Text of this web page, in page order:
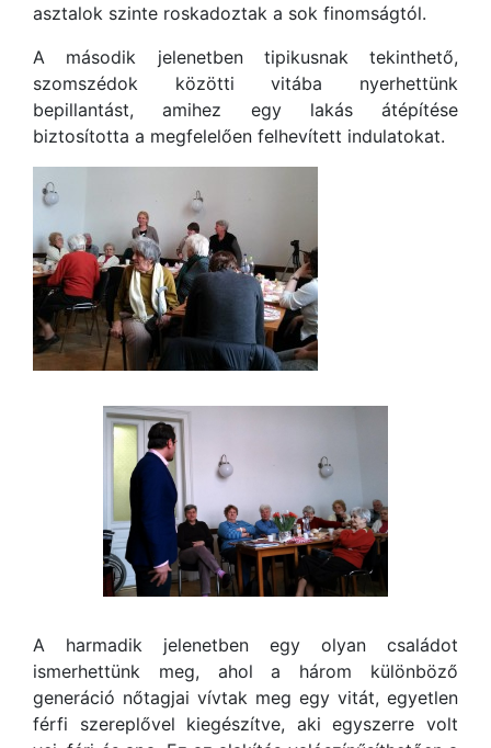
asztalok szinte roskadoztak a sok finomságtól.
A második jelenetben tipikusnak tekinthető,
szomszédok közötti vitába nyerhettünk
bepillantást, amihez egy lakás átépítése
biztosította a megfelelően felhevített indulatokat.
A harmadik jelenetben egy olyan családot
ismerhettünk meg, ahol a három különböző
generáció nőtagjai vívtak meg egy vitát, egyetlen
férfi szereplővel kiegészítve, aki egyszerre volt